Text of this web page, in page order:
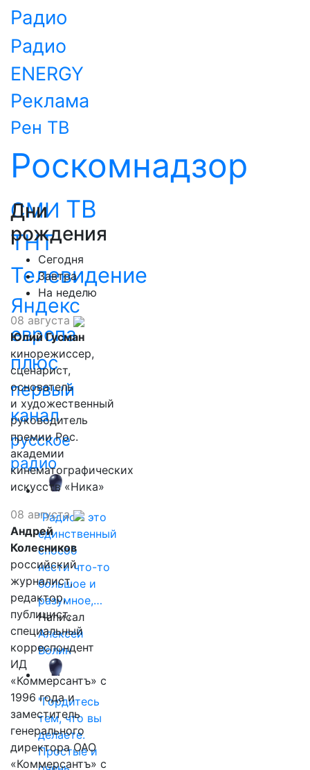
Радио
Радио
ENERGY
Реклама
Рен ТВ
Роскомнадзор
СМИ ТВ
ТНТ
Телевидение
Яндекс
европа
плюс
первый
канал
русское
радио
"Радио - это
единственный
способ
нести что-то
большое и
разумное,…
Написал
Алексей
Волин
"Гордитесь
тем, что вы
делаете.
Простые и
Дни
рождения
Сегодня
Завтра
На неделю
08 августа
Юлий Гусман
кинорежиссер,
сценарист,
основатель
и художественный
руководитель
премии Рос.
академии
кинематографических
искусств «Ника»
08 августа
Андрей
Колесников
российский
журналист,
редактор,
публицист,
специальный
корреспондент
ИД
«Коммерсантъ» с
1996 года и
заместитель
генерального
директора ОАО
«Коммерсантъ» с